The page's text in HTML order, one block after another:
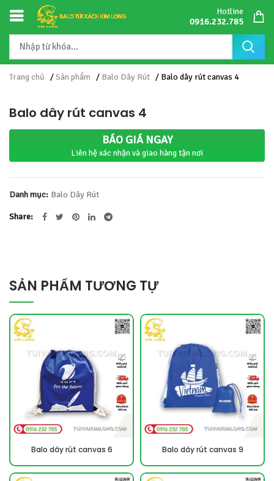
Hotline
0916.232.785
Trang chủ /Sản phẩm / Balo Dây Rút / Balo dây rút canvas 4
Balo dây rút canvas 4
BÁO GIÁ NGAY
Liên hệ xác nhận và giao hàng tận nơi
Danh mục: Balo Dây Rút
Share
SẢN PHẨM TƯƠNG TỰ
Balo dây rút canvas 6 Balo dây rút canvas 9